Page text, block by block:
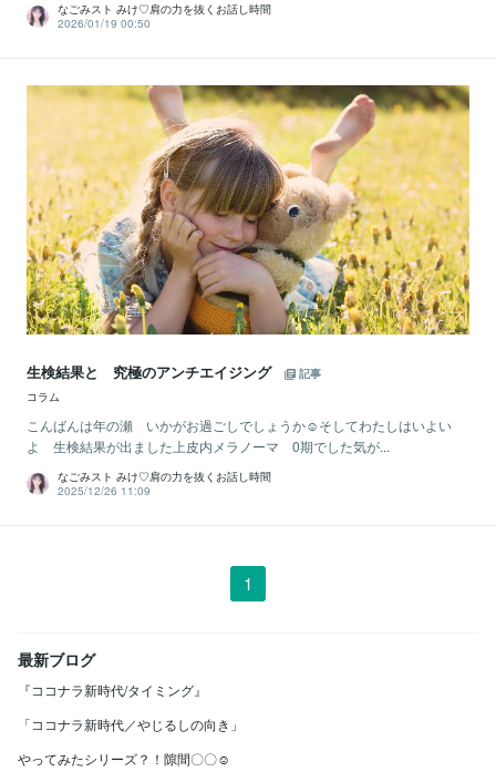
なごみスト みけ♡肩の力を抜くお話し時間
2026/01/19 00:50
生検結果と 究極のアンチエイジング
記事
コラム
こんばんは年の瀬 いかがお過ごしでしょうか☺︎そしてわたしはいよい
よ 生検結果が出ました上皮内メラノーマ 0期でした気が...
なごみスト みけ♡肩の力を抜くお話し時間
2025/12/26 11:09
1
最新ブログ
『ココナラ新時代/タイミング』
「ココナラ新時代／やじるしの向き」
やってみたシリーズ？！隙間〇〇☺️